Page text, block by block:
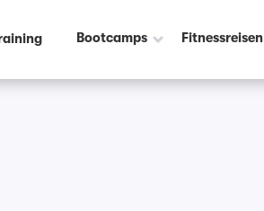
Bootcamps Fitnessreisen